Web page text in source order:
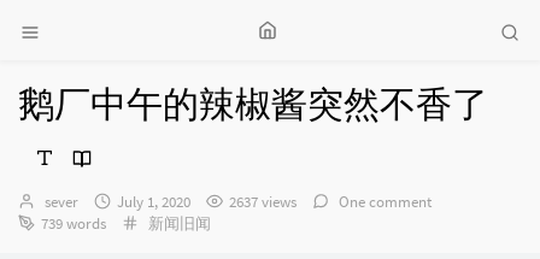
鹅厂中午的辣椒酱突然不香了
Author：
sever
发
布
July 1, 2020 2637 views
One comment
739 words
Categories：
新闻旧闻